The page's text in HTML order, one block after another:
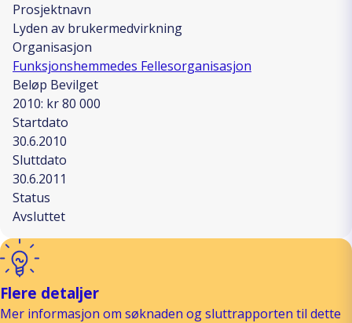
Prosjektnavn
Lyden av brukermedvirkning
Organisasjon
Funksjonshemmedes Fellesorganisasjon
Beløp Bevilget
2010: kr 80 000
Startdato
30.6.2010
Sluttdato
30.6.2011
Status
Avsluttet
Flere detaljer
Mer informasjon om søknaden og sluttrapporten til dette